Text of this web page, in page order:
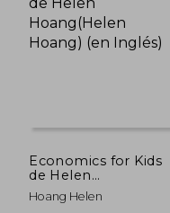
50%
dcto.
Economics for Kids
de Helen
Hoang(Helen Hoang)
(en Inglés)
Hoang Helen